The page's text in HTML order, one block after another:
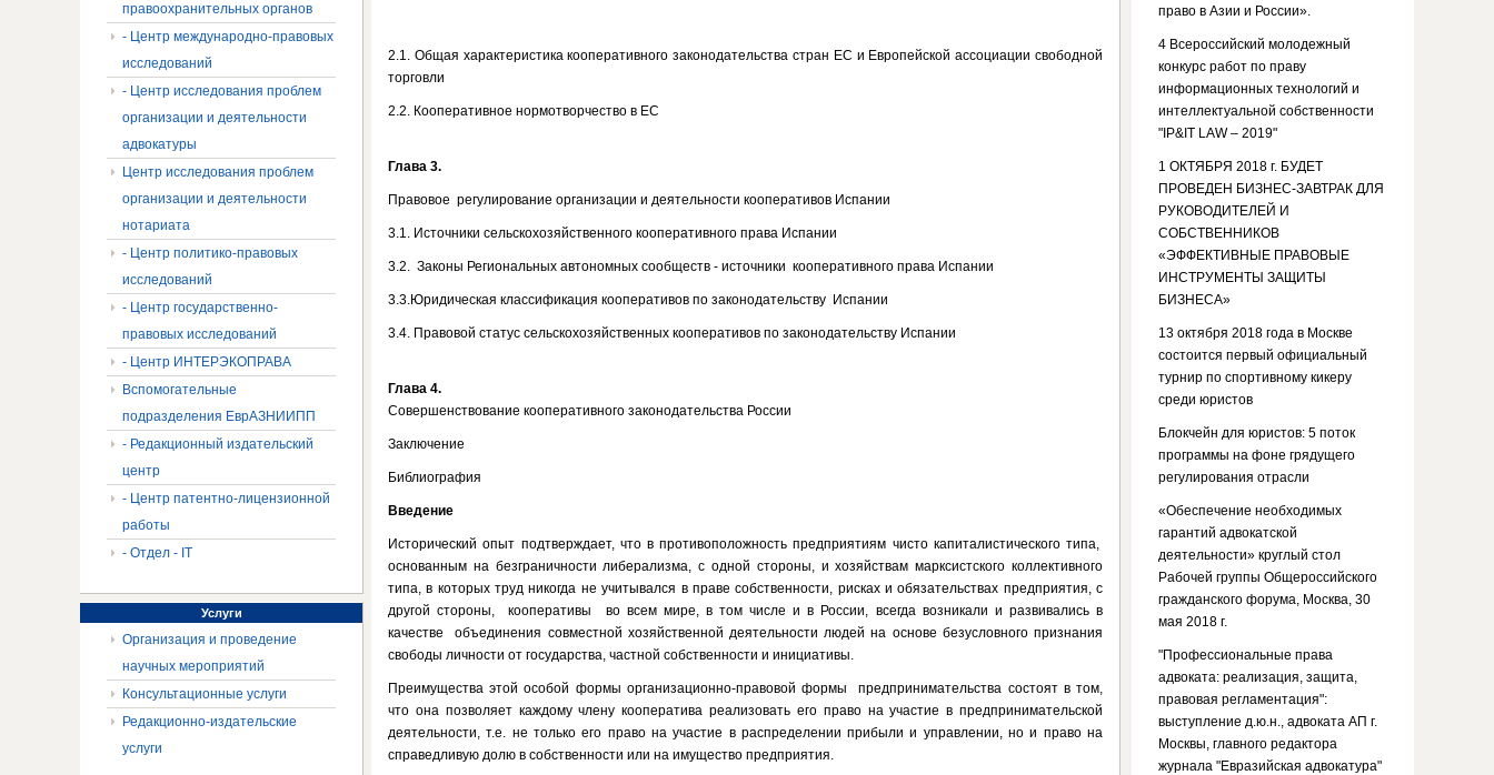
2.1. Общая характеристика кооперативного законодательства стран ЕС и Европейской ассоциации свободной
торговли
2.2. Кооперативное нормотворчество в ЕС
Глава 3.
Правовое регулирование организации и деятельности кооперативов Испании
3.1. Источники сельскохозяйственного кооперативного права Испании
3.2. Законы Региональных автономных сообществ - источники кооперативного права Испании
3.3.Юридическая классификация кооперативов по законодательству Испании
3.4. Правовой статус сельскохозяйственных кооперативов по законодательству Испании
Глава 4.
Совершенствование кооперативного законодательства России
Заключение
Библиография
Введение
Исторический опыт подтверждает, что в противоположность предприятиям чисто капиталистического типа,
основанным на безграничности либерализма, с одной стороны, и хозяйствам марксистского коллективного
типа, в которых труд никогда не учитывался в праве собственности, рисках и обязательствах предприятия, с
другой стороны, кооперативы во всем мире, в том числе и в России, всегда возникали и развивались в
качестве объединения совместной хозяйственной деятельности людей на основе безусловного признания
свободы личности от государства, частной собственности и инициативы.
Преимущества этой особой формы организационно-правовой формы предпринимательства состоят в том,
что она позволяет каждому члену кооператива реализовать его право на участие в предпринимательской
деятельности, т.е. не только его право на участие в распределении прибыли и управлении, но и право на
справедливую долю в собственности или на имущество предприятия.
правоохранительных органов
- Центр международно-правовых
исследований
- Центр исследования проблем
организации и деятельности
адвокатуры
Центр исследования проблем
организации и деятельности
нотариата
- Центр политико-правовых
исследований
- Центр государственно-
правовых исследований
- Центр ИНТЕРЭКОПРАВА
Вспомогательные
подразделения ЕврАЗНИИПП
- Редакционный издательский
центр
- Центр патентно-лицензионной
работы
- Отдел - IT
Услуги
Организация и проведение
научных мероприятий
Консультационные услуги
Редакционно-издательские
услуги
право в Азии и России».
4 Всероссийский молодежный
конкурс работ по праву
информационных технологий и
интеллектуальной собственности
"IP&IT LAW – 2019"
1 ОКТЯБРЯ 2018 г. БУДЕТ
ПРОВЕДЕН БИЗНЕС-ЗАВТРАК ДЛЯ
РУКОВОДИТЕЛЕЙ И
СОБСТВЕННИКОВ
«ЭФФЕКТИВНЫЕ ПРАВОВЫЕ
ИНСТРУМЕНТЫ ЗАЩИТЫ
БИЗНЕСА»
13 октября 2018 года в Москве
состоится первый официальный
турнир по спортивному кикеру
среди юристов
Блокчейн для юристов: 5 поток
программы на фоне грядущего
регулирования отрасли
«Обеспечение необходимых
гарантий адвокатской
деятельности» круглый стол
Рабочей группы Общероссийского
гражданского форума, Москва, 30
мая 2018 г.
"Профессиональные права
адвоката: реализация, защита,
правовая регламентация":
выступление д.ю.н., адвоката АП г.
Москвы, главного редактора
журнала "Евразийская адвокатура"